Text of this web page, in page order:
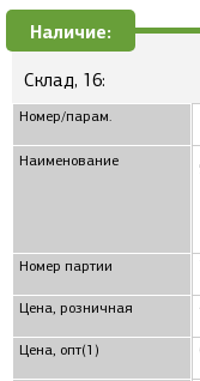
Наличие:
Склад, 16:
Номер/парам.
Наименование
Номер партии
Цена, розничная
Цена, опт(1)